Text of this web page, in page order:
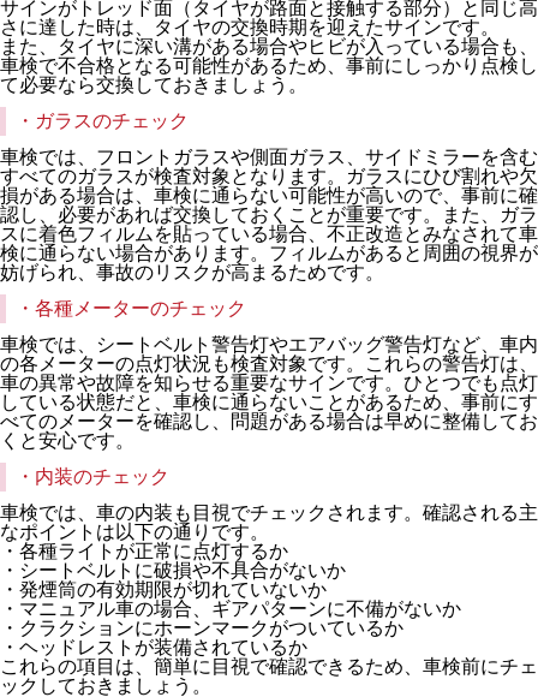
サインがトレッド面（タイヤが路面と接触する部分）と同じ高
さに達した時は、タイヤの交換時期を迎えたサインです。
また、タイヤに深い溝がある場合やヒビが入っている場合も、
車検で不合格となる可能性があるため、事前にしっかり点検し
て必要なら交換しておきましょう。
・ガラスのチェック
車検では、フロントガラスや側面ガラス、サイドミラーを含む
すべてのガラスが検査対象となります。ガラスにひび割れや欠
損がある場合は、車検に通らない可能性が高いので、事前に確
認し、必要があれば交換しておくことが重要です。また、ガラ
スに着色フィルムを貼っている場合、不正改造とみなされて車
検に通らない場合があります。フィルムがあると周囲の視界が
妨げられ、事故のリスクが高まるためです。
・各種メーターのチェック
車検では、シートベルト警告灯やエアバッグ警告灯など、車内
の各メーターの点灯状況も検査対象です。これらの警告灯は、
車の異常や故障を知らせる重要なサインです。ひとつでも点灯
している状態だと、車検に通らないことがあるため、事前にす
べてのメーターを確認し、問題がある場合は早めに整備してお
くと安心です。
・内装のチェック
車検では、車の内装も目視でチェックされます。確認される主
なポイントは以下の通りです。
・各種ライトが正常に点灯するか
・シートベルトに破損や不具合がないか
・発煙筒の有効期限が切れていないか
・マニュアル車の場合、ギアパターンに不備がないか
・クラクションにホーンマークがついているか
・ヘッドレストが装備されているか
これらの項目は、簡単に目視で確認できるため、車検前にチェ
ックしておきましょう。